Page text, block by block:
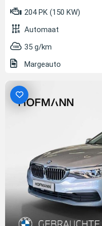
204 PK (150 KW)
Automaat
35 g/km
Margeauto